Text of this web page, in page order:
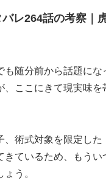
レ264話の考察｜
も随分前から話題にな
、ここにきて現実味を
、術式対象を限定した
きているため、もうい
う。